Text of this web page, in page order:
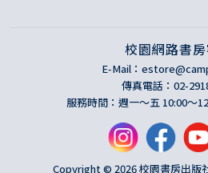
校園網路書
E-Mail：
傳真電話：02-
服務時間：週一～五 10:00～
Copyright © 2026 校園書房出版